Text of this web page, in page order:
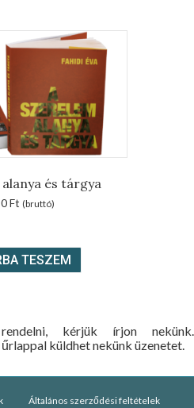
és tárgya
Ft (bruttó)
alanya
és
tárgya
TESZEM
kérjük írjon nekünk.
küldhet nekünk üzenetet.
Általános szerződési feltételek